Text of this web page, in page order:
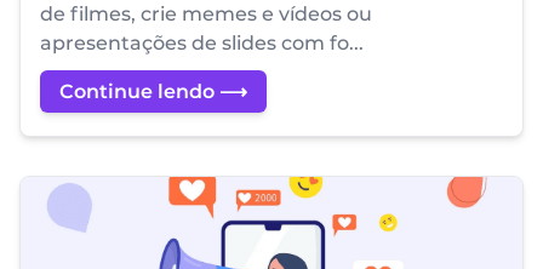
de filmes, crie memes e vídeos ou
apresentações de slides com fo...
Continue lendo ⟶